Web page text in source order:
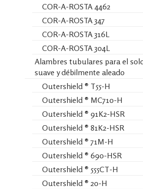
COR-A-ROSTA 4462
COR-A-ROSTA 347
COR-A-ROSTA 316L
COR-A-ROSTA 304L
Alambres tubulares para el
suave y débilmente aleado
Outershield ® T55-H
Outershield ® MC710-H
Outershield ® 91K2-HSR
Outershield ® 81K2-HSR
Outershield ® 71M-H
Outershield ® 690-HSR
Outershield ® 555CT-H
Outershield ® 20-H